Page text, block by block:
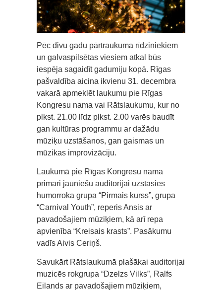
Pēc divu gadu pārtraukuma rīdziniekiem
un galvaspilsētas viesiem atkal būs
iespēja sagaidīt gadumiju kopā. Rīgas
pašvaldība aicina ikvienu 31. decembra
vakarā apmeklēt laukumu pie Rīgas
Kongresu nama vai Rātslaukumu, kur no
plkst. 21.00 līdz plkst. 2.00 varēs baudīt
gan kultūras programmu ar dažādu
mūziķu uzstāšanos, gan gaismas un
mūzikas improvizāciju.
Laukumā pie Rīgas Kongresu nama
primāri jauniešu auditorijai uzstāsies
humorroka grupa “Pirmais kurss”, grupa
“Carnival Youth”, reperis Ansis ar
pavadošajiem mūziķiem, kā arī repa
apvienība “Kreisais krasts”. Pasākumu
vadīs Aivis Ceriņš.
Savukārt Rātslaukumā plašākai auditorijai
muzicēs rokgrupa “Dzelzs Vilks”, Ralfs
Eilands ar pavadošajiem mūziķiem,